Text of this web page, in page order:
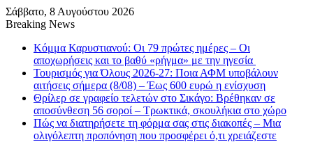
Σάββατο, 8 Αυγούστου 2026
Breaking News
Κόμμα Καρυστιανού: Οι 79 πρώτες ημέρες – Οι
αποχωρήσεις και το βαθύ «ρήγμα» με την ηγεσία
Τουρισμός για Όλους 2026-27: Ποια ΑΦΜ υποβάλουν
αιτήσεις σήμερα (8/08) – Έως 600 ευρώ η ενίσχυση
Θρίλερ σε γραφείο τελετών στο Σικάγο: Βρέθηκαν σε
αποσύνθεση 56 σοροί – Τρωκτικά, σκουλήκια στο χώρο
Πώς να διατηρήσετε τη φόρμα σας στις διακοπές – Μια
ολιγόλεπτη προπόνηση που προσφέρει ό,τι χρειάζεστε